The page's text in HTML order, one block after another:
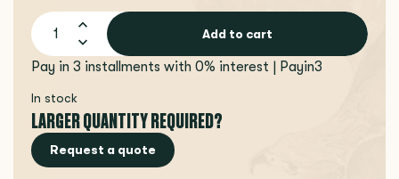
Add to cart
Pay in 3 installments with 0% interest | Payin3
In stock
LARGER QUANTITY REQUIRED?
Request a quote